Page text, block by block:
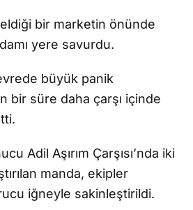
bir marketin önünde
yere savurdu.
büyük panik
bir süre daha çarşı içinde
Adil Aşırım Çarşısı’nda iki
manda, ekipler
iğneyle sakinleştirildi.